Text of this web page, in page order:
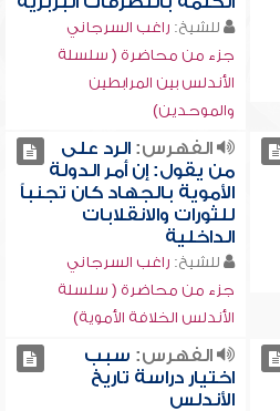
للشيخ: راغب السرجاني
جزء من محاضرة ( سلسلة
الأندلس بين المرابطين
والموحدين)
الفهرس:الرد على
من يقول: إن أمر الدولة
الأموية بالجهاد كان تجنباً
للثورات والانقلابات
الداخلية
للشيخ: راغب السرجاني
جزء من محاضرة ( سلسلة
الأندلس الخلافة الأموية)
الفهرس: سبب
اختيار دراسة تاريخ
الأندلس